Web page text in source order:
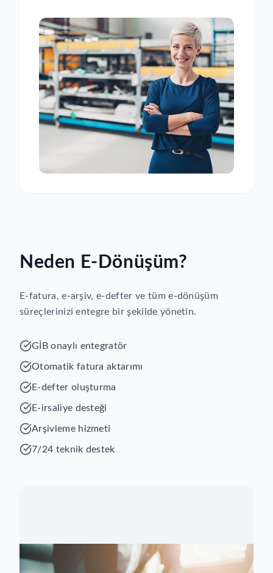
Neden E-Dönüşüm?
E-fatura, e-arşiv, e-defter ve tüm e-dönüşüm
süreçlerinizi entegre bir şekilde yönetin.
GİB onaylı entegratör
Otomatik fatura aktarımı
E-defter oluşturma
E-irsaliye desteği
Arşivleme hizmeti
7/24 teknik destek